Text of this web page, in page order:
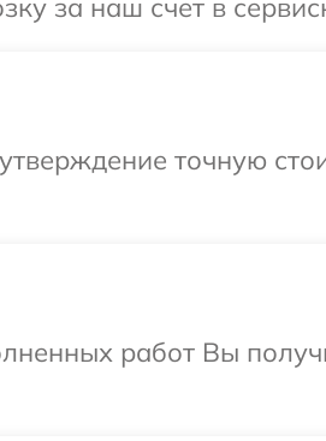
точную
работ Вы